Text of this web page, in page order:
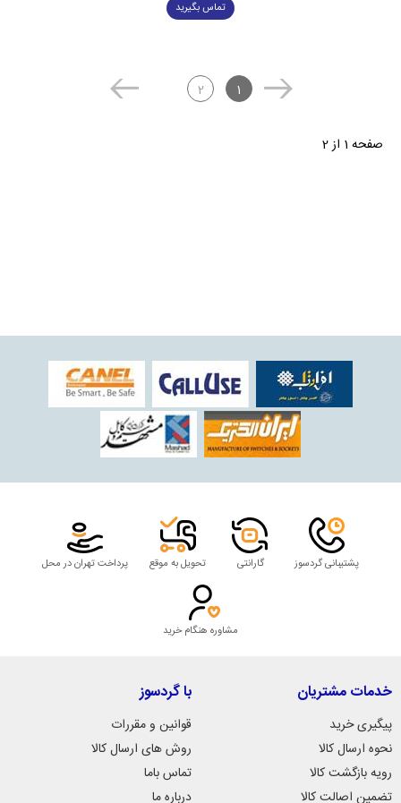
تماس بگیرید
1
2
صفحه 1 از 2
پشتیبانی گردسوز گارانتی تحویل به موقع پرداخت تهران در محل
مشاوره هنگام خرید
خدمات مشتریان
پیگیری خرید
نحوه ارسال کالا
رویه بازگشت کالا
تضمین اصالت کالا
با گردسوز
قوانین و مقررات
روش های ارسال کالا
تماس باما
درباره ما